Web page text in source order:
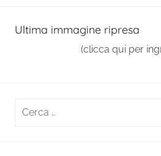
Ultima immagine ripresa
(clicca qui per
Ricerca